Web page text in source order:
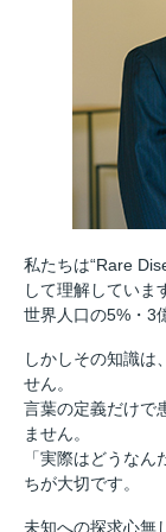
私たちは“Rare
して理解していま
世界人口の5%・3
しかしその知識は
せん。
言葉の定義だけで
ません。
「実際はどうな
ちが大切です。
未知への探求心無